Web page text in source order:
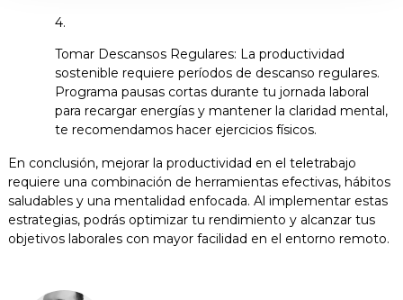
Tomar Descansos Regulares: La productividad
sostenible requiere períodos de descanso regulares.
Programa pausas cortas durante tu jornada laboral
para recargar energías y mantener la claridad mental,
te recomendamos hacer ejercicios físicos.
En conclusión, mejorar la productividad en el teletrabajo
requiere una combinación de herramientas efectivas, hábitos
saludables y una mentalidad enfocada. Al implementar estas
estrategias, podrás optimizar tu rendimiento y alcanzar tus
objetivos laborales con mayor facilidad en el entorno remoto.